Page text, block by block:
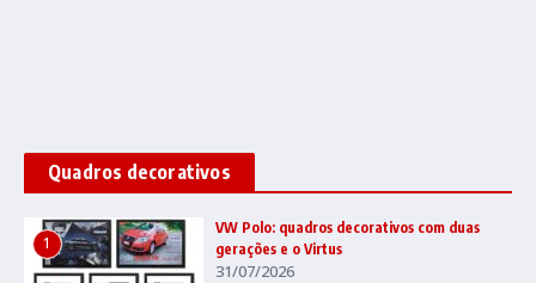
Quadros decorativos
1
VW Polo: quadros decorativos com duas
gerações e o Virtus
31/07/2026